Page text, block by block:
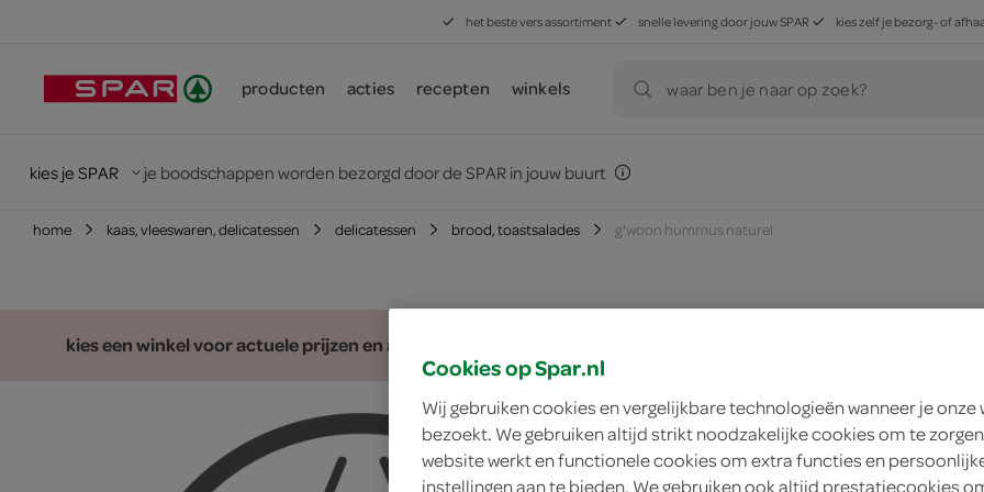
het beste vers assortiment snelle levering door jouw SPAR kies zelf je bezorg- of
producten acties recepten winkels waar ben je naar op zoek?
kies je SPAR je boodschappen worden bezorgd door de SPAR in jouw buurt
home kaas, vleeswaren, delicatessen delicatessen brood, toastsalades g'woon hummus naturel
kies een winkel voor actuele prijzen en assortiment
g'woon hummus
Cookies op Spar.nl
Wij gebruiken cookies en vergelijkbare technologieën wanneer je onze
bezoekt. We gebruiken altijd strikt noodzakelijke cookies om te
website werkt en functionele cookies om extra functies en
instellingen aan te bieden. We gebruiken ook altijd prestatiecookies